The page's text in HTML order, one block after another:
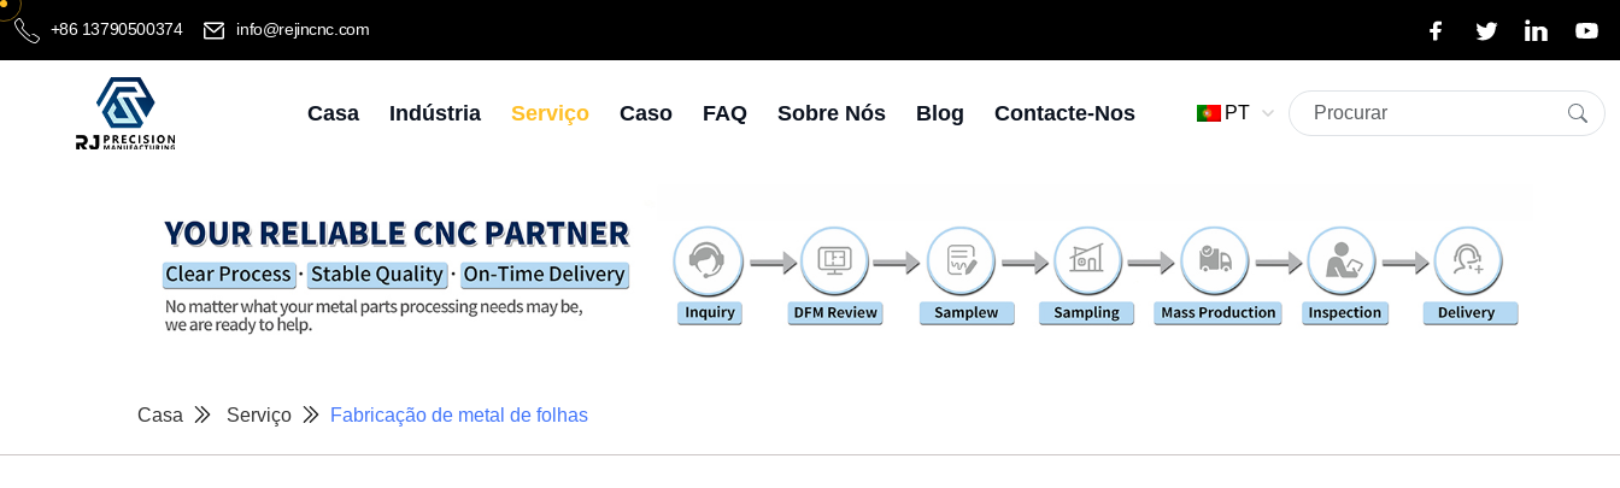
+86 13790500374 info@rejincnc.com
Casa Indústria Serviço Caso FAQ Sobre Nós Blog Contacte-Nos PT
Casa Serviço Fabricação de metal de folhas